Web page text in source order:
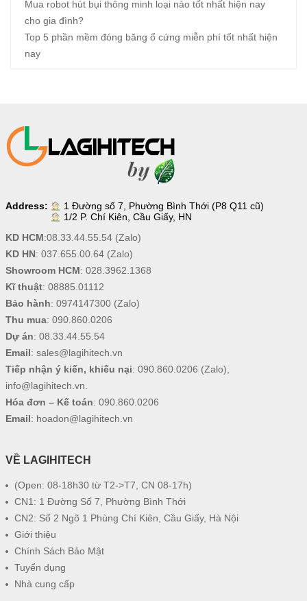
Mua robot hút bụi thông minh loại nào tốt nhất hiện nay
cho gia đình?
Top 5 phần mềm đóng băng ổ cứng miễn phí tốt nhất hiện
nay
Address:
1 Đường số 7, Phường Bình Thới (P8 Q11 cũ)
1/2 P. Chí Kiên, Cầu Giấy, HN
KD HCM:08.33.44.55.54(Zalo)
KD HN: 037.655.00.64(Zalo)
Showroom HCM: 028.3962.1368
Kĩ thuật: 08885.01112
Bảo hành: 0974147300(Zalo)
Thu mua: 090.860.0206
Dự án: 08.33.44.55.54
Email: sales@lagihitech.vn
Tiếp nhận ý kiến, khiếu nại: 090.860.0206 (Zalo),
info@lagihitech.vn.
Hóa đơn – Kế toán: 090.860.0206
Email: hoadon@lagihitech.vn
VỀ LAGIHITECH
(Open: 08-18h30 từ T2->T7, CN 08-17h)
CN1: 1 Đường Số 7, Phường Bình Thới
CN2: Số 2 Ngõ 1 Phùng Chí Kiên, Cầu Giấy, Hà Nội
Giới thiệu
Chính Sách Bảo Mật
Tuyển dụng
Nhà cung cấp